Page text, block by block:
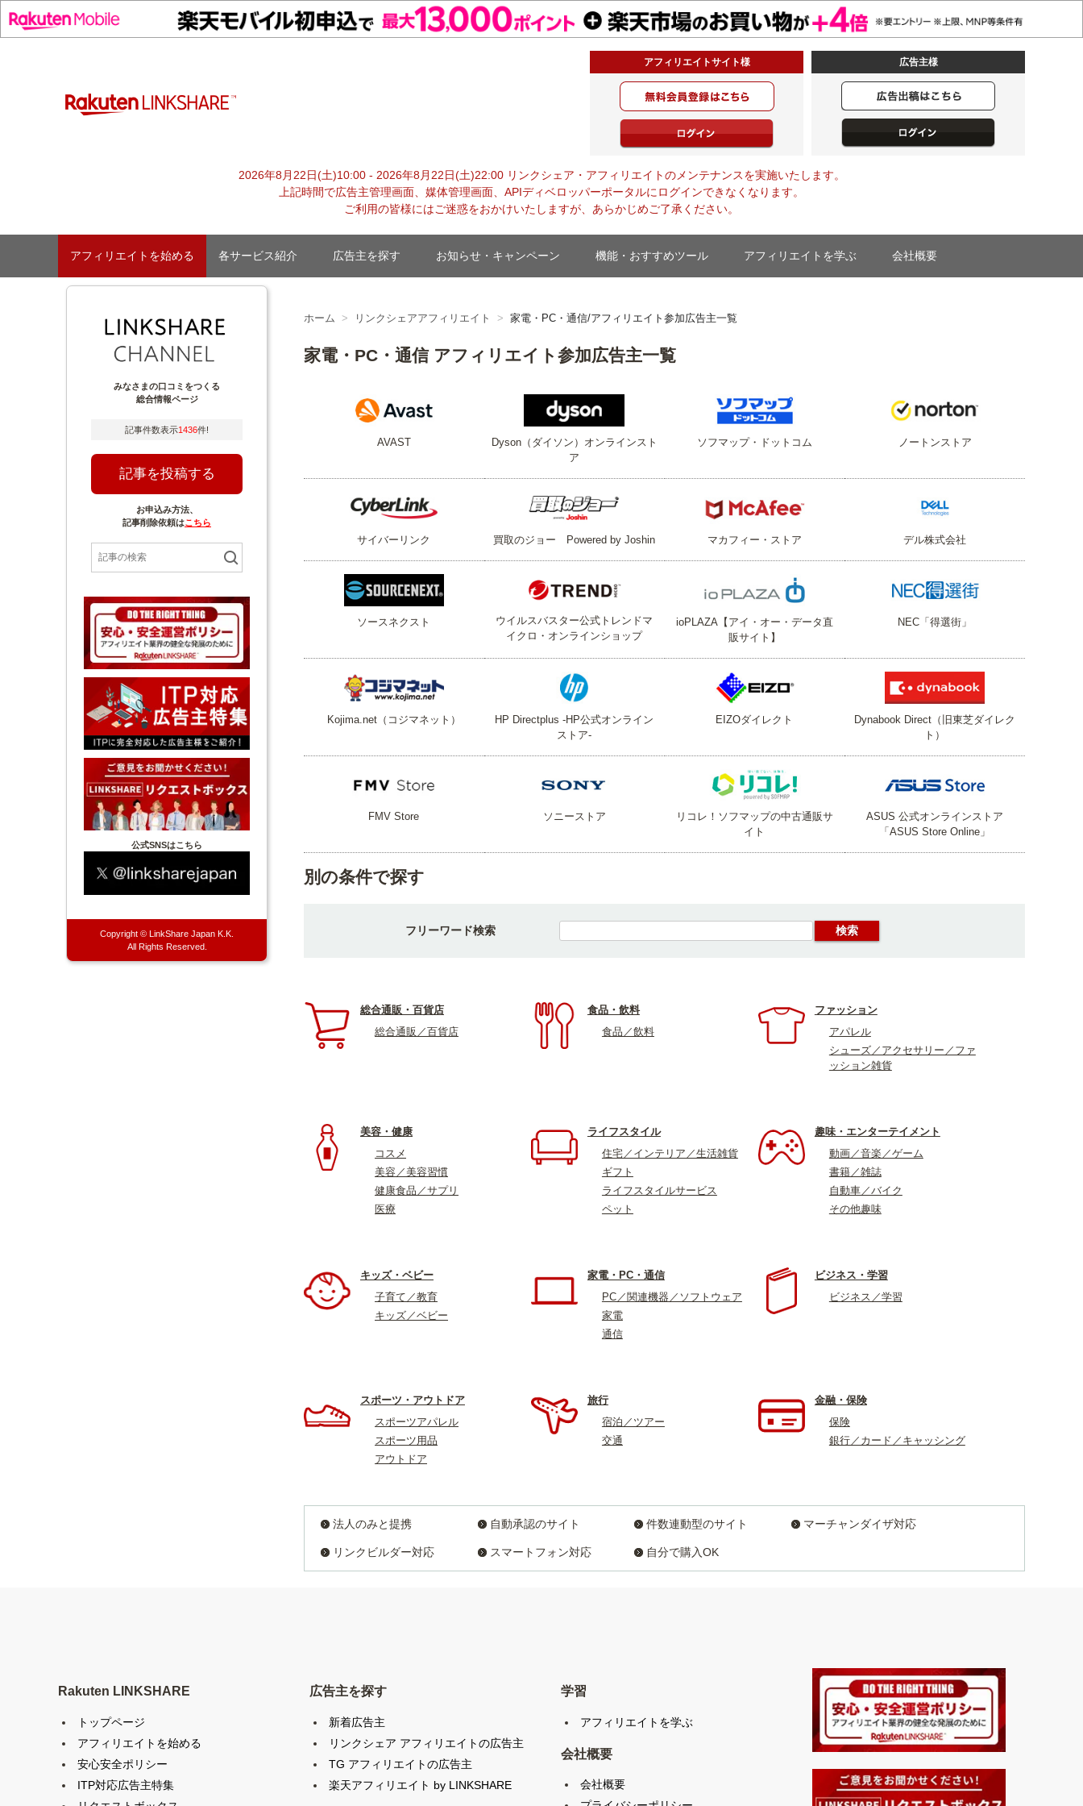
【1円からお支払い可能】アフィリエイトならリンクシェア・ジャパン
アフィリエイトサイト様 広告主様
2026年8月22日(土)10:00 - 2026年8月22日(土)22:00 リンクシェア・アフィリエイトのメンテナンスを実施いたします。
上記時間で広告主管理画面、媒体管理画面、APIディベロッパーポータルにログインできなくなります。
ご利用の皆様にはご迷惑をおかけいたしますが、あらかじめご了承ください。
アフィリエイトを始める 各サービス紹介 広告主を探す お知らせ・キャンペーン 機能・おすすめツール アフィリエイトを学ぶ 会社概要
ホーム リンクシェアアフィリエイト 家電・PC・通信/アフィリエイト参加広告主一覧
家電・PC・通信 アフィリエイト参加広告主一覧
AVAST
Dyson（ダイソン）オンラインスト
ア
ソフマップ・ドットコム ノートンストア
サイバーリンク 買取のジョー Powered by Joshin マカフィー・ストア デル株式会社
ソースネクスト
ウイルスバスター公式トレンドマ
イクロ・オンラインショップ
ioPLAZA【アイ・オー・データ直
販サイト】
NEC「得選街」
Kojima.net（コジマネット）
HP Directplus -HP公式オンライン
ストア-
EIZOダイレクト
Dynabook Direct（旧東芝ダイレク
ト）
FMV Store ソニーストア
リコレ！ソフマップの中古通販サ
イト
ASUS 公式オンラインストア
「ASUS Store Online」
別の条件で探す
フリーワード検索
総合通販・百貨店
総合通販／百貨店
食品・飲料
食品／飲料
ファッション
アパレル
シューズ／アクセサリー／ファ
ッション雑貨
美容・健康
コスメ
美容／美容習慣
健康食品／サプリ
医療
ライフスタイル
住宅／インテリア／生活雑貨
ギフト
ライフスタイルサービス
ペット
趣味・エンターテイメント
動画／音楽／ゲーム
書籍／雑誌
自動車／バイク
その他趣味
キッズ・ベビー
子育て／教育
キッズ／ベビー
家電・PC・通信
PC／関連機器／ソフトウェア
家電
通信
ビジネス・学習
ビジネス／学習
スポーツ・アウトドア
スポーツアパレル
スポーツ用品
アウトドア
旅行
宿泊／ツアー
交通
金融・保険
保険
銀行／カード／キャッシング
法人のみと提携 自動承認のサイト 件数連動型のサイト マーチャンダイザ対応
リンクビルダー対応 スマートフォン対応 自分で購入OK
みなさまの口コミをつくる
総合情報ページ
記事件数表示1436件!
記事を投稿する
お申込み方法、
記事削除依頼はこちら
公式SNSはこちら
Copyright © LinkShare Japan K.K.
All Rights Reserved.
Rakuten LINKSHARE
トップページ
アフィリエイトを始める
安心安全ポリシー
ITP対応広告主特集
広告主を探す
新着広告主
リンクシェア アフィリエイトの広告主
TG アフィリエイトの広告主
楽天アフィリエイト by LINKSHARE
学習
アフィリエイトを学ぶ
会社概要
会社概要